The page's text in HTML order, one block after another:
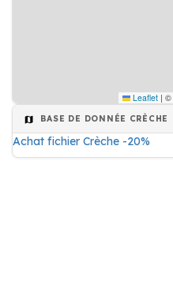
Leaflet | ©
BASE DE DONNÉE CRÈCHE
Achat fichier Crèche -20%